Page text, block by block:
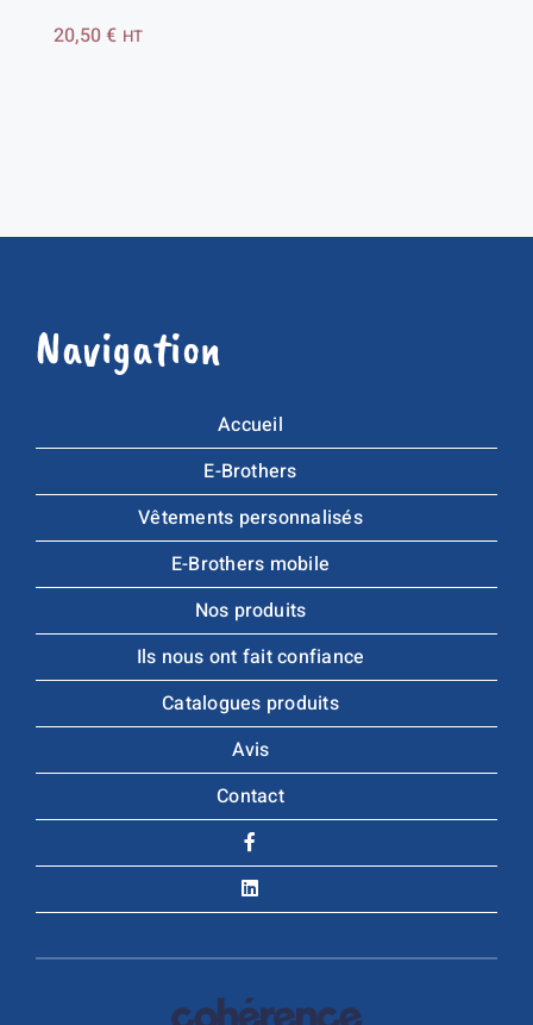
20,50€ HT
Navigation
Accueil
E-Brothers
Vêtements personnalisés
E-Brothers mobile
Nos produits
Ils nous ont fait confiance
Catalogues produits
Avis
Contact